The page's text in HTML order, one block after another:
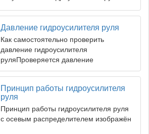
Давление гидроусилителя руля
Как самостоятельно проверить
давление гидроусилителя
руляПроверяется давление
Принцип работы гидроусилителя
руля
Принцип работы гидроусилителя руля
с осевым распределителем изображён